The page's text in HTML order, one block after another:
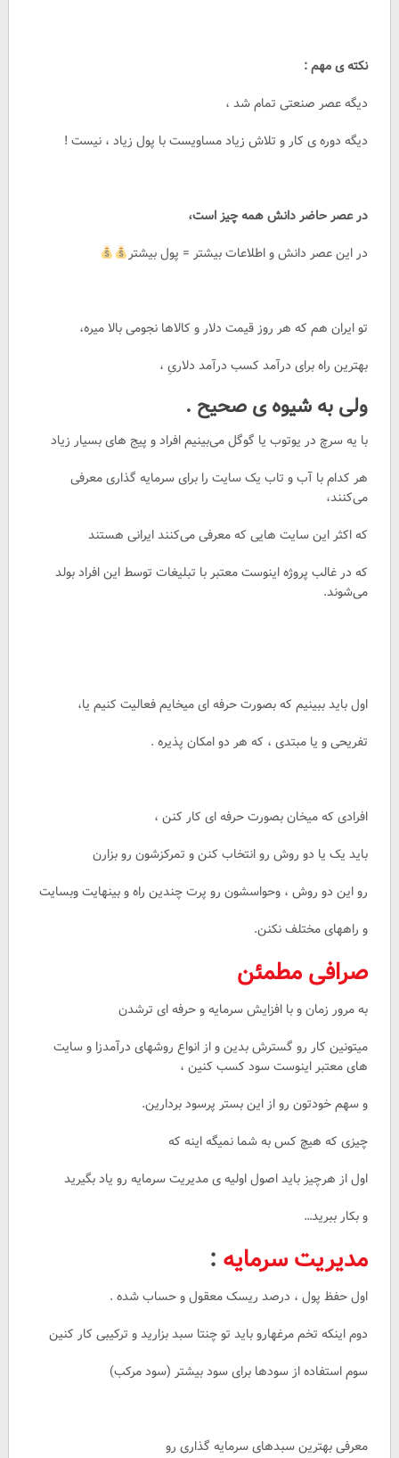
نکته ی مهم :
دیگه عصر صنعتی تمام شد ،
دیگه دوره ی کار و تلاش زیاد مساویست با پول زیاد ، نیست !
در عصر حاضر دانش همه چیز است،
در این عصر دانش و اطلاعات بیشتر = پول بیشتر
تو ایران هم که هر روز قیمت دلار و کالاها نجومی بالا میره،
بهترین راه برای درآمد کسب درآمد دلاریِ ،
ولی به شیوه ی صحیح .
با یه سرچ در یوتوب یا گوگل می‌بینیم افراد و پیج های بسیار زیاد
هر کدام با آب و تاب یک سایت را برای سرمایه گذاری معرفی
می‌کنند،
که اکثر این سایت هایی که معرفی می‌کنند ایرانی هستند
که در غالب پروژه اینوست معتبر با تبلیغات توسط این افراد بولد
می‌شوند.
اول باید ببینیم که بصورت حرفه ای میخایم فعالیت کنیم یا،
تفریحی و یا مبتدی ، که هر دو امکان پذیره .
افرادی که میخان بصورت حرفه ای کار کنن ،
باید یک یا دو روش رو انتخاب کنن و تمرکزشون رو بزارن
رو این دو روش ، وحواسشون رو پرت چندین راه و بینهایت وبسایت
و راههای مختلف نکنن.
صرافی مطمئن
به مرور زمان و با افزایش سرمایه و حرفه ای ترشدن
میتونین کار رو گسترش بدین و از انواع روشهای درآمدزا و سایت
های معتبر اینوست سود کسب کنین ،
و سهم خودتون رو از این بستر پرسود بردارین.
چیزی که هیچ کس به شما نمیگه اینه که
اول از هرچیز باید اصول اولیه ی مدیریت سرمایه رو یاد بگیرید
و بکار ببرید…
مدیریت سرمایه :
اول حفظ پول ، درصد ریسک معقول و حساب شده .
دوم اینکه تخم مرغهارو باید تو چنتا سبد بزارید و ترکیبی کار کنین
سوم استفاده از سودها برای سود بیشتر (سود مرکب)
معرفی بهترین سبدهای سرمایه گذاری رو